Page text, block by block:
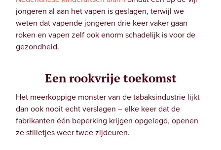
jongeren al aan het vapen is geslagen, terwijl we
weten dat vapende jongeren drie keer vaker gaan
roken en vapen zelf ook enorm schadelijk is voor de
gezondheid.
Een rookvrije toekomst
Het meerkoppige monster van de tabaksindustrie lijkt
dan ook nooit echt verslagen – elke keer dat de
fabrikanten één beperking krijgen opgelegd, openen
ze stilletjes weer twee zijdeuren.